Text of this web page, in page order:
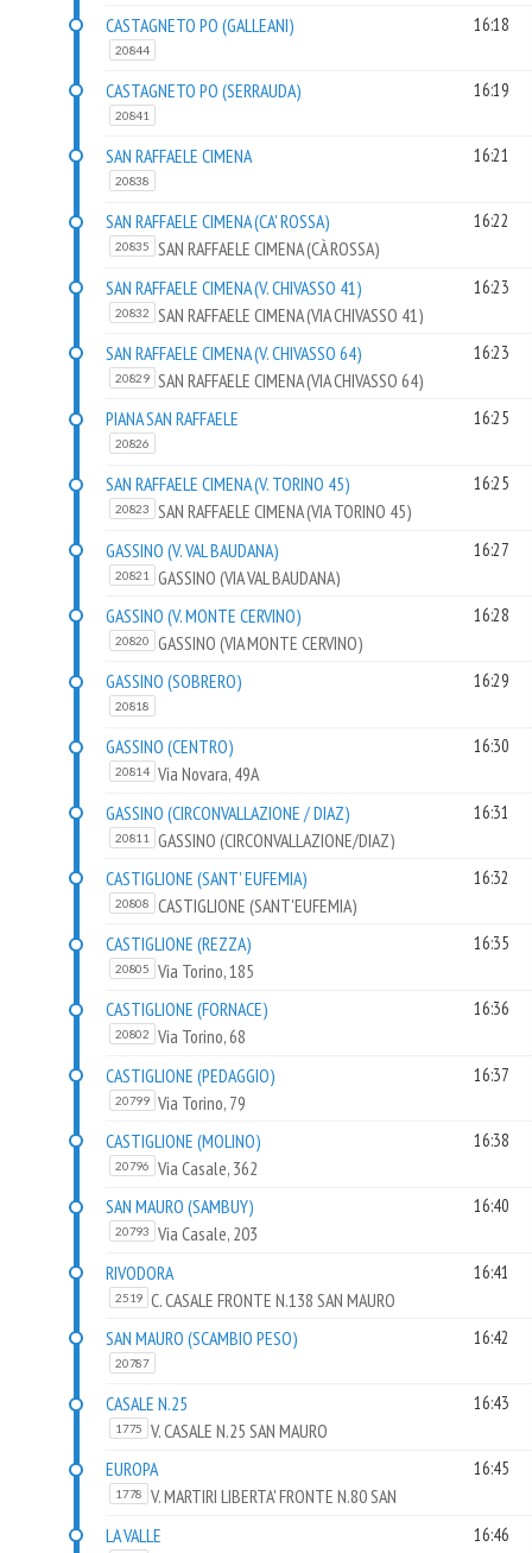
CASTAGNETO PO (GALLEANI)
20844
16:18
CASTAGNETO PO (SERRAUDA)
20841
16:19
SAN RAFFAELE CIMENA
20838
16:21
SAN RAFFAELE CIMENA (CA' ROSSA)
20835 SAN RAFFAELE CIMENA (CÀ ROSSA)
16:22
SAN RAFFAELE CIMENA (V. CHIVASSO 41)
20832 SAN RAFFAELE CIMENA (VIA CHIVASSO 41)
16:23
SAN RAFFAELE CIMENA (V. CHIVASSO 64)
20829 SAN RAFFAELE CIMENA (VIA CHIVASSO 64)
16:23
PIANA SAN RAFFAELE
20826
16:25
SAN RAFFAELE CIMENA (V. TORINO 45)
20823 SAN RAFFAELE CIMENA (VIA TORINO 45)
16:25
GASSINO (V. VAL BAUDANA)
20821 GASSINO (VIA VAL BAUDANA)
16:27
GASSINO (V. MONTE CERVINO)
20820 GASSINO (VIA MONTE CERVINO)
16:28
GASSINO (SOBRERO)
20818
16:29
GASSINO (CENTRO)
20814 Via Novara, 49A
16:30
GASSINO (CIRCONVALLAZIONE / DIAZ)
20811 GASSINO (CIRCONVALLAZIONE/DIAZ)
16:31
CASTIGLIONE (SANT' EUFEMIA)
20808 CASTIGLIONE (SANT'EUFEMIA)
16:32
CASTIGLIONE (REZZA)
20805 Via Torino, 185
16:35
CASTIGLIONE (FORNACE)
20802 Via Torino, 68
16:36
CASTIGLIONE (PEDAGGIO)
20799 Via Torino, 79
16:37
CASTIGLIONE (MOLINO)
20796 Via Casale, 362
16:38
SAN MAURO (SAMBUY)
20793 Via Casale, 203
16:40
RIVODORA
2519 C. CASALE FRONTE N.138 SAN MAURO
16:41
SAN MAURO (SCAMBIO PESO)
20787
16:42
CASALE N.25
1775 V. CASALE N.25 SAN MAURO
16:43
EUROPA
1778
V. MARTIRI LIBERTA' FRONTE N.80 SAN
MAURO
16:45
LA VALLE 16:46